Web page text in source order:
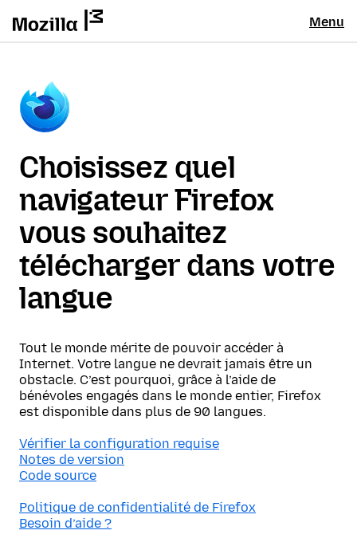
Menu
Choisissez quel
navigateur Firefox
vous souhaitez
télécharger dans votre
langue
Tout le monde mérite de pouvoir accéder à
Internet. Votre langue ne devrait jamais être un
obstacle. C’est pourquoi, grâce à l’aide de
bénévoles engagés dans le monde entier, Firefox
est disponible dans plus de 90 langues.
Vérifier la configuration requise
Notes de version
Code source
Politique de confidentialité de Firefox
Besoin d’aide ?